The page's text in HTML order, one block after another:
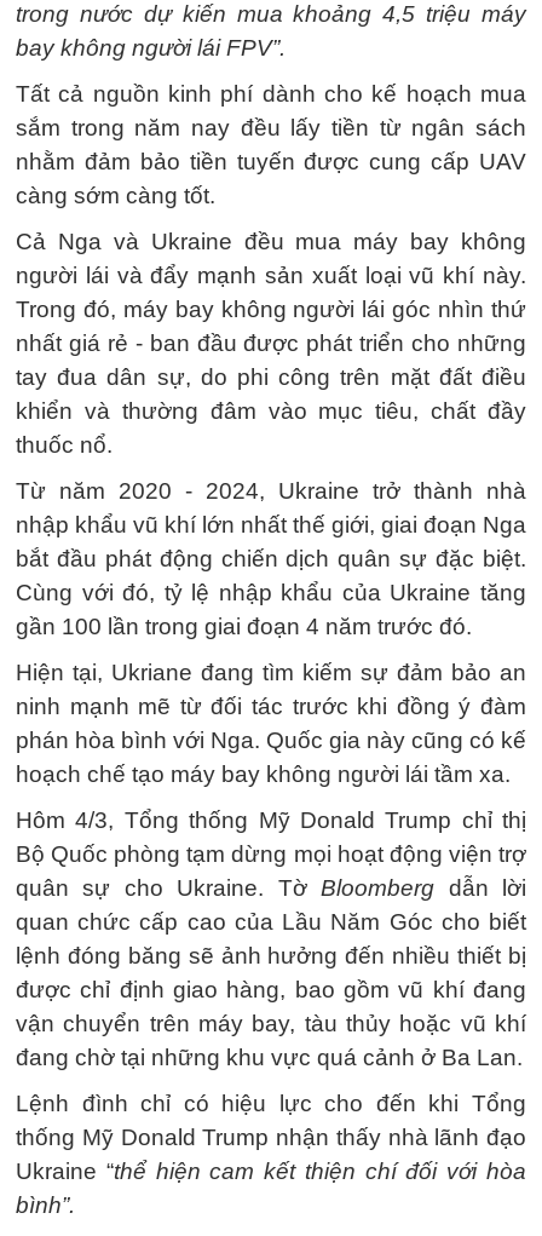
trong nước dự kiến mua khoảng 4,5 triệu máy
bay không người lái FPV”.
Tất cả nguồn kinh phí dành cho kế hoạch mua
sắm trong năm nay đều lấy tiền từ ngân sách
nhằm đảm bảo tiền tuyến được cung cấp UAV
càng sớm càng tốt.
Cả Nga và Ukraine đều mua máy bay không
người lái và đẩy mạnh sản xuất loại vũ khí này.
Trong đó, máy bay không người lái góc nhìn thứ
nhất giá rẻ - ban đầu được phát triển cho những
tay đua dân sự, do phi công trên mặt đất điều
khiển và thường đâm vào mục tiêu, chất đầy
thuốc nổ.
Từ năm 2020 - 2024, Ukraine trở thành nhà
nhập khẩu vũ khí lớn nhất thế giới, giai đoạn Nga
bắt đầu phát động chiến dịch quân sự đặc biệt.
Cùng với đó, tỷ lệ nhập khẩu của Ukraine tăng
gần 100 lần trong giai đoạn 4 năm trước đó.
Hiện tại, Ukriane đang tìm kiếm sự đảm bảo an
ninh mạnh mẽ từ đối tác trước khi đồng ý đàm
phán hòa bình với Nga. Quốc gia này cũng có kế
hoạch chế tạo máy bay không người lái tầm xa.
Hôm 4/3, Tổng thống Mỹ Donald Trump chỉ thị
Bộ Quốc phòng tạm dừng mọi hoạt động viện trợ
quân sự cho Ukraine. TờBloomberg dẫn lời
quan chức cấp cao của Lầu Năm Góc cho biết
lệnh đóng băng sẽ ảnh hưởng đến nhiều thiết bị
được chỉ định giao hàng, bao gồm vũ khí đang
vận chuyển trên máy bay, tàu thủy hoặc vũ khí
đang chờ tại những khu vực quá cảnh ở Ba Lan.
Lệnh đình chỉ có hiệu lực cho đến khi Tổng
thống Mỹ Donald Trump nhận thấy nhà lãnh đạo
Ukraine “thể hiện cam kết thiện chí đối với hòa
bình”.